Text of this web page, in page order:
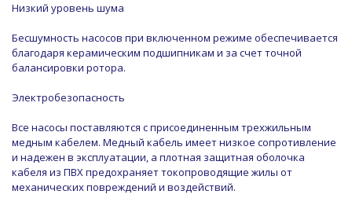
Низкий уровень шума
Бесшумность насосов при включенном режиме обеспечивается
благодаря керамическим подшипникам и за счет точной
балансировки ротора.
Электробезопасность
Все насосы поставляются с присоединенным трехжильным
медным кабелем. Медный кабель имеет низкое сопротивление
и надежен в эксплуатации, а плотная защитная оболочка
кабеля из ПВХ предохраняет токопроводящие жилы от
механических повреждений и воздействий.